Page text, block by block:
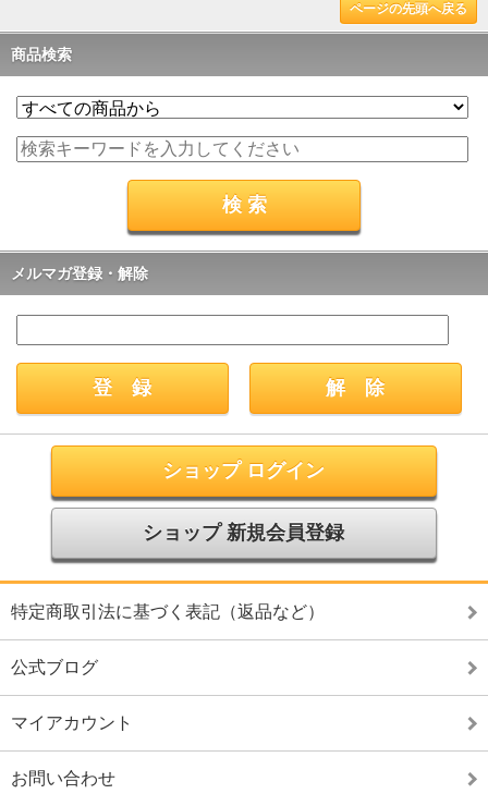
ページの先頭へ戻る
商品検索
メルマガ登録・解除
ショップ ログイン
ショップ 新規会員登録
特定商取引法に基づく表記（返品など）
公式ブログ
マイアカウント
お問い合わせ